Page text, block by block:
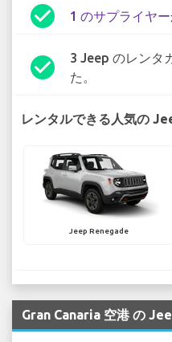
check_circle 1 のサプライヤー
check_circle
3 Jeep のレンタ
た。
レンタルできる人気の
Jeep Renegade
Gran Canaria 空港 の